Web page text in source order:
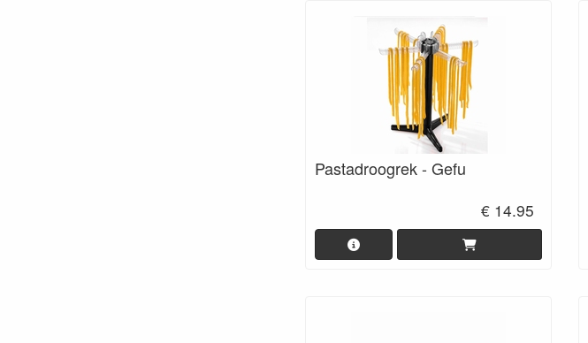
Pastadroogrek - Gefu
€ 14.95